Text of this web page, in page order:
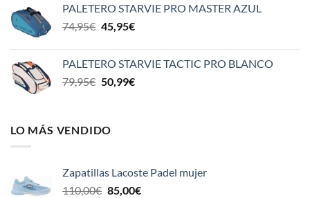
era:
65,95€.
es:
42,00€.
PALETERO STARVIE PRO MASTER AZUL
74,95€ El
era:
74,95€.
45,95€El
es:
45,95€.
PALETERO STARVIE TACTIC PRO BLANCO
79,95€ El
era:
79,95€.
50,99€El
LO MÁS VENDIDO
Zapatillas Lacoste Padel mujer
110,00€ El
85,00€El